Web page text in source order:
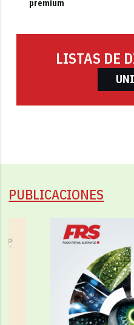
premium
LISTAS DE
PUBLICACIONES